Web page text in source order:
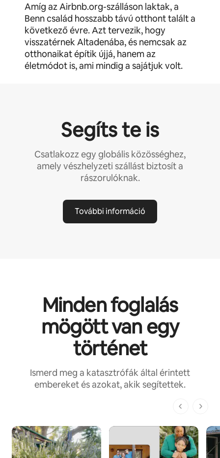
Amíg az Airbnb.org-szálláson laktak, a
Benn család hosszabb távú otthont talált a
következő évre. Azt tervezik, hogy
visszatérnek Altadenába, és nemcsak az
otthonaikat építik újjá, hanem az
életmódot is, ami mindig a sajátjuk volt.
Segíts te is
Csatlakozz egy globális közösséghez,
amely vészhelyzeti szállást biztosít a
rászorulóknak.
További információ
Minden foglalás
mögött van egy
történet
Ismerd meg a katasztrófák által érintett
embereket és azokat, akik segítettek.
1/1. oldal